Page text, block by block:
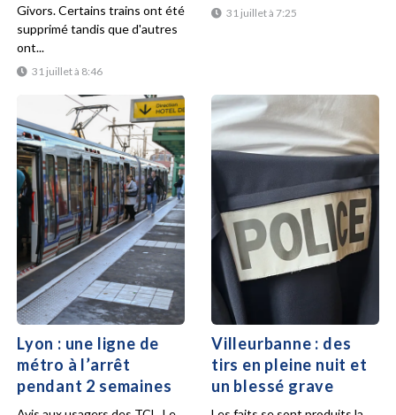
31 juillet à 8:46
Givors. Certains trains ont été
supprimé tandis que d'autres
ont...
31 juillet à 7:25
Lyon : une ligne de
métro à l’arrêt
pendant 2 semaines
Villeurbanne : des
tirs en pleine nuit et
un blessé grave